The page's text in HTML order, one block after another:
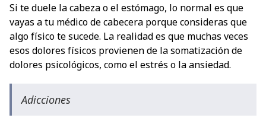
Si te duele la cabeza o el estómago, lo normal es que
vayas a tu médico de cabecera porque consideras que
algo físico te sucede. La realidad es que muchas veces
esos dolores físicos provienen de la somatización de
dolores psicológicos, como el estrés o la ansiedad.
Adicciones